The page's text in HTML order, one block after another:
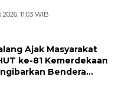
11:03 WIB
Ajak Masyarakat
ke-81 Kemerdekaan
Bendera